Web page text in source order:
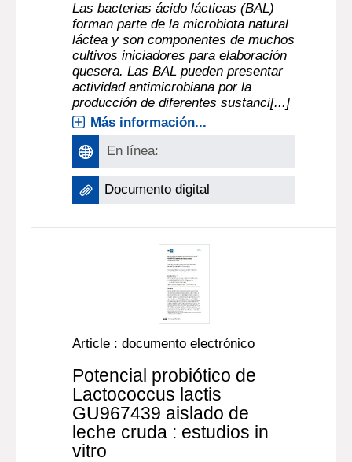
Las bacterias ácido lácticas (BAL)
forman parte de la microbiota natural
láctea y son componentes de muchos
cultivos iniciadores para elaboración
quesera. Las BAL pueden presentar
actividad antimicrobiana por la
producción de diferentes sustanci[...]
Más información...
En línea:
Documento digital
Article : documento electrónico
Potencial probiótico de
Lactococcus lactis
GU967439 aislado de
leche cruda : estudios in
vitro